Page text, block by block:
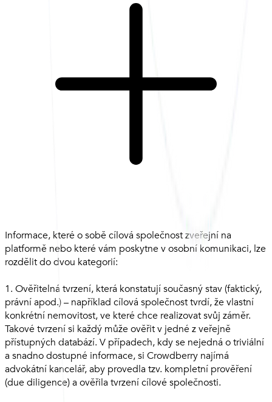
Informace, které o sobě cílová společnost zveřejní na
platformě nebo které vám poskytne v osobní komunikaci, lze
rozdělit do dvou kategorií:
1. Ověřitelná tvrzení, která konstatují současný stav (faktický,
právní apod.) – například cílová společnost tvrdí, že vlastní
konkrétní nemovitost, ve které chce realizovat svůj záměr.
Takové tvrzení si každý může ověřit v jedné z veřejně
přístupných databází. V případech, kdy se nejedná o triviální
a snadno dostupné informace, si Crowdberry najímá
advokátní kancelář, aby provedla tzv. kompletní prověření
(due diligence) a ověřila tvrzení cílové společnosti.